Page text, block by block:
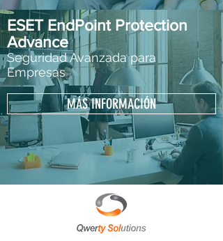
ESET EndPoint Protection
Advance
Seguridad Avanzada para
Empresas
MÁS INFORMACIÓN